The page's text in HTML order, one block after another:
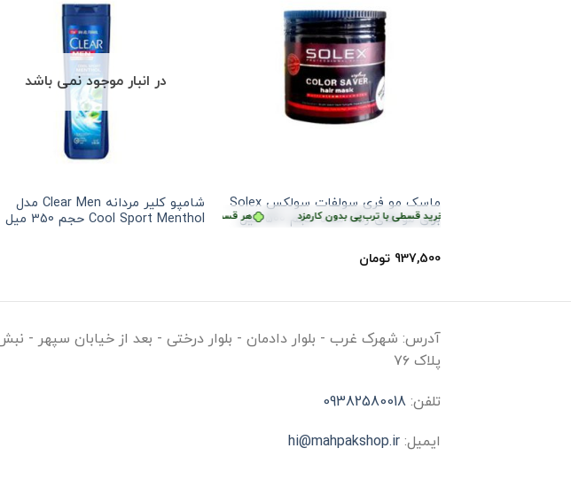
ماسک مو فری سولفات سولکس Solex
برای مو های رنگ شده حجم 500 میل
هر قسط234,375تومان • خرید قسطی با ترب‌پی بدون خرید قسطی با ترب‌پی بدون کارمزد
937,500 تومان
در انبار موجود نمی باشد
شامپو کلیر مردانه Clear Men مدل
Cool Sport Menthol حجم 350 میل
آدرس: شهرک غرب - بلوار دادمان - بلوار درختی - بعد از خیابان سپهر -
پلاک ۷۶
تلفن: 09382580018
ایمیل: hi@mahpakshop.ir